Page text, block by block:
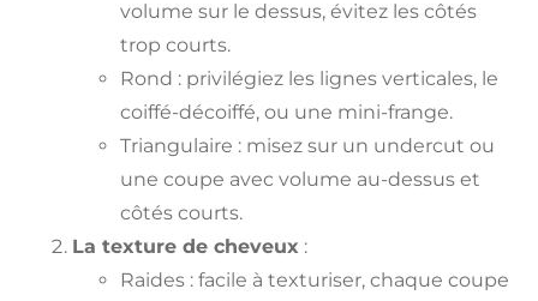
volume sur le dessus, évitez les côtés
trop courts.
Rond : privilégiez les lignes verticales, le
coiffé-décoiffé, ou une mini-frange.
Triangulaire : misez sur un undercut ou
une coupe avec volume au-dessus et
côtés courts.
La texture de cheveux :
Raides : facile à texturiser, chaque coupe